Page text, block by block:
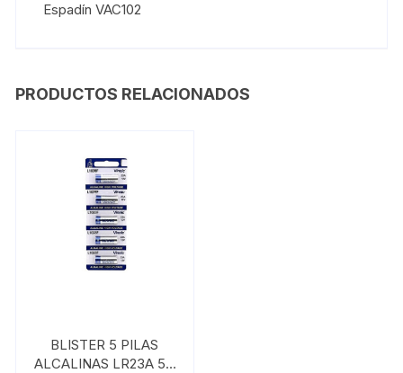
Espadín VAC102
PRODUCTOS RELACIONADOS
BLISTER 5 PILAS
ALCALINAS LR23A 5B